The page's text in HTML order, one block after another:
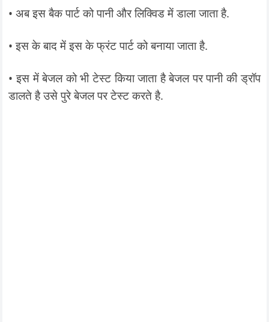
• अब इस बैक पार्ट को पानी और लिक्विड में डाला जाता है.
• इस के बाद में इस के फ्रंट पार्ट को बनाया जाता है.
• इस में बेजल को भी टेस्ट किया जाता है बेजल पर पानी की ड्रॉप
डालते है उसे पुरे बेजल पर टेस्ट करते है.